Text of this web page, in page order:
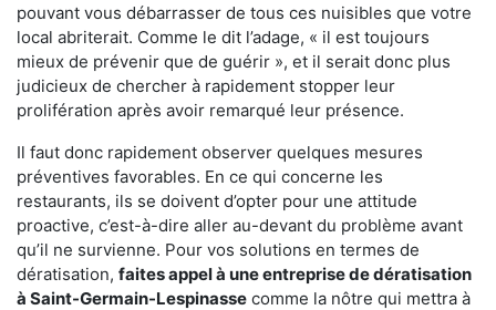
pouvant vous débarrasser de tous ces nuisibles que votre
local abriterait. Comme le dit l’adage, « il est toujours
mieux de prévenir que de guérir », et il serait donc plus
judicieux de chercher à rapidement stopper leur
prolifération après avoir remarqué leur présence.
Il faut donc rapidement observer quelques mesures
préventives favorables. En ce qui concerne les
restaurants, ils se doivent d’opter pour une attitude
proactive, c’est-à-dire aller au-devant du problème avant
qu’il ne survienne. Pour vos solutions en termes de
dératisation, faites appel à une entreprise de dératisation
à Saint-Germain-Lespinasse comme la nôtre qui mettra à